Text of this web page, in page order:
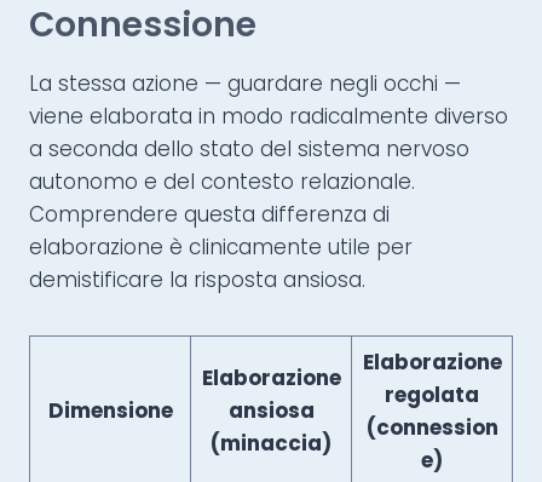
Connessione
La stessa azione — guardare negli occhi —
viene elaborata in modo radicalmente diverso
a seconda dello stato del sistema nervoso
autonomo e del contesto relazionale.
Comprendere questa differenza di
elaborazione è clinicamente utile per
demistificare la risposta ansiosa.
Dimensione
Elaborazione
ansiosa
(minaccia)
Elaborazione
regolata
(connession
e)